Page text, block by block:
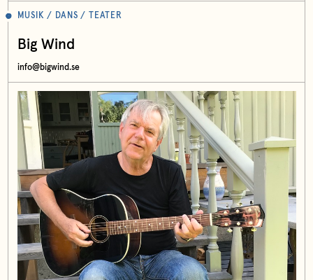
MUSIK / DANS / TEATER
Big Wind
info@bigwind.se